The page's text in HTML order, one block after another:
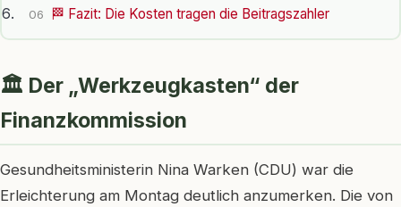
06 🏁 Fazit: Die Kosten tragen die Beitragszahler
🏛 Der „Werkzeugkasten“ der
Finanzkommission
Gesundheitsministerin Nina Warken (CDU) war die
Erleichterung am Montag deutlich anzumerken. Die von